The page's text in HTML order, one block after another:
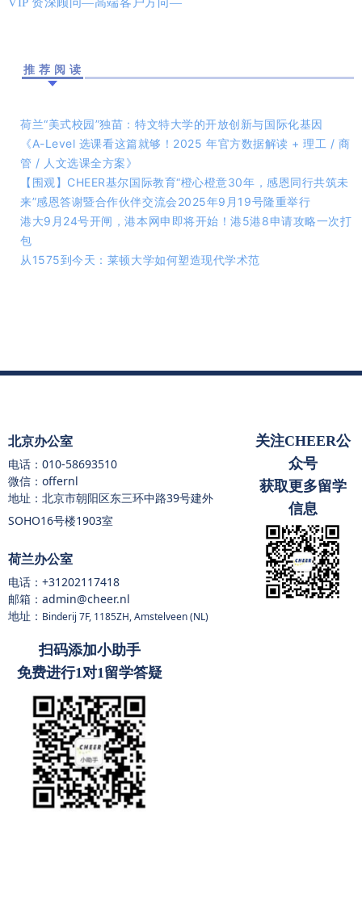
推荐阅读
荷兰“美式校园”独苗：特文特大学的开放创新与国际化基因
《A-Level 选课看这篇就够！2025 年官方数据解读 + 理工 / 商
管 / 人文选课全方案》
【围观】CHEER基尔国际教育“橙心橙意30年，感恩同行共筑未
来”感恩答谢暨合作伙伴交流会2025年9月19号隆重举行
港大9月24号开闸，港本网申即将开始！港5港8申请攻略一次打
包
从1575到今天：莱顿大学如何塑造现代学术范
关注CHEER公
众号
获取更多留学
信息
扫码添加小助手
免费进行1对1留学答疑
北京办公室
电话： 010-58693510
微信：offernl
地址：北京市朝阳区东三环中路39号建外
SOHO16号楼1903室
荷兰办公室
电话： +31202117418
邮箱：admin@cheer.nl
地址： Binderij 7F, 1185ZH, Amstelveen (NL)